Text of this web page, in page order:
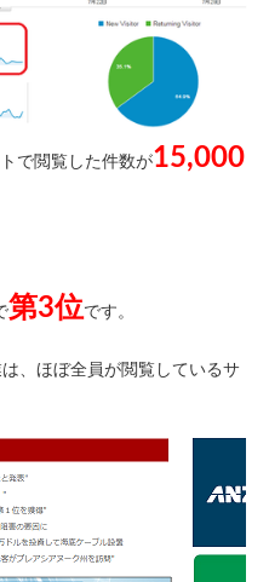
で閲覧した件数が15,000
第3位です。
、ほぼ全員が閲覧しているサ